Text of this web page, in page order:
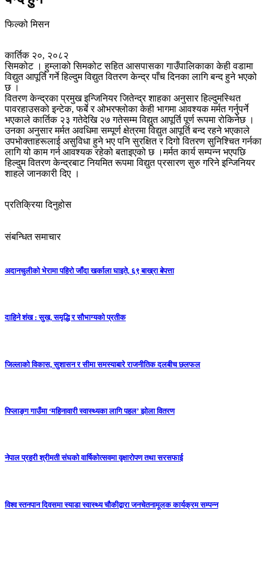
फिल्को मिसन
कार्तिक २०, २०८२
सिमकोट । हुम्लाको सिमकोट सहित आसपासका गाउँपालिकाका केही वडामा
विद्युत आपूर्ति गर्ने हिल्दुम विद्युत वितरण केन्द्र पाँच दिनका लागि बन्द हुने भएको
छ ।
वितरण केन्द्रका प्रमुख इन्जिनियर जितेन्द्र शाहका अनुसार हिल्दुमस्थित
पावरहाउसको इन्टेक, फर्बे र ओभरफ्लोका केही भागमा आवश्यक मर्मत गर्नुपर्ने
भएकाले कार्तिक २३ गतेदेखि २७ गतेसम्म विद्युत आपूर्ति पूर्ण रूपमा रोकिनेछ ।
उनका अनुसार मर्मत अवधिमा सम्पूर्ण क्षेत्रमा विद्युत आपूर्ति बन्द रहने भएकाले
उपभोक्ताहरूलाई असुविधा हुने भए पनि सुरक्षित र दिगो वितरण सुनिश्चित गर्नका
लागि यो काम गर्न आवश्यक रहेको बताइएको छ ।मर्मत कार्य सम्पन्न भएपछि
हिल्दुम वितरण केन्द्रबाट नियमित रूपमा विद्युत प्रसारण सुरु गरिने इन्जिनियर
शाहले जानकारी दिए ।
प्रतिक्रिया दिनुहोस
संबन्धित समाचार
अदानचुलीको भेरामा पहिरो जाँदा खर्काला घाइते, ६९ बाख्रा बेपत्ता
दाहिने शंख : सुख, समृद्धि र सौभाग्यको प्रतीक
जिल्लाको विकास, सुशासन र सीमा समस्याबारे राजनीतिक दलबीच छलफल
पिप्लाङ्ग गाउँमा ‘महिनावारी स्वास्थ्यका लागि पहल’ झोला वितरण
नेपाल प्रहरी श्रीमती संघको वार्षिकोत्सवमा वृक्षारोपण तथा सरसफाई
विश्व स्तनपान दिवसमा स्याडा स्वास्थ्य चौकीद्वारा जनचेतनामूलक कार्यक्रम सम्पन्न